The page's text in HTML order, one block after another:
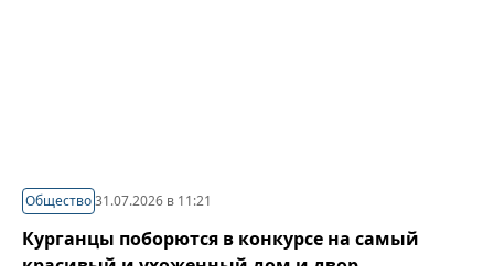
Общество31.07.2026 в 11:21
Курганцы поборются в конкурсе на самый